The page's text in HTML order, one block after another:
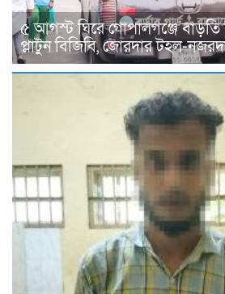
৫ আগস্ট ঘিরে গোপালগঞ্জে বাড়তি
প্লাটুন বিজিবি, জোরদার টহল-